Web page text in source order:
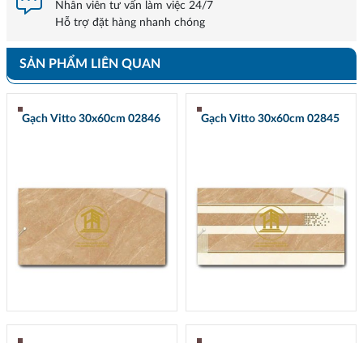
Nhân viên tư vấn làm việc 24/7
Hỗ trợ đặt hàng nhanh chóng
SẢN PHẨM LIÊN QUAN
Gạch Vitto 30x60cm 02846 Gạch Vitto 30x60cm 02845